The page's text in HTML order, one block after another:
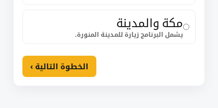
مكة والمدينة
يشمل البرنامج زيارة للمدينة المنورة.
الخطوة التالية ›